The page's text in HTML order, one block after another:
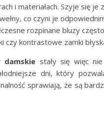
i materiałach. Szyje się
co czyni je
rozpinane bluzy
czy kontrastowe zamki
damskie stały się więc
dni, który
sprawiają, że są